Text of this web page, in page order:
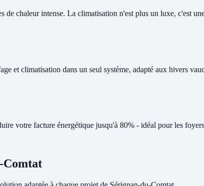
chaleur intense. La climatisation n'est plus un luxe, c'est
et climatisation dans un seul système, adapté aux hivers
votre facture énergétique jusqu'à 80% - idéal pour les
Comtat